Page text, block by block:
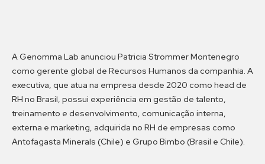
A Genomma Lab anunciou Patricia Strommer Montenegro
como gerente global de Recursos Humanos da companhia. A
executiva, que atua na empresa desde 2020 como head de
RH no Brasil, possui experiência em gestão de talento,
treinamento e desenvolvimento, comunicação interna,
externa e marketing, adquirida no RH de empresas como
Antofagasta Minerals (Chile) e Grupo Bimbo (Brasil e Chile).